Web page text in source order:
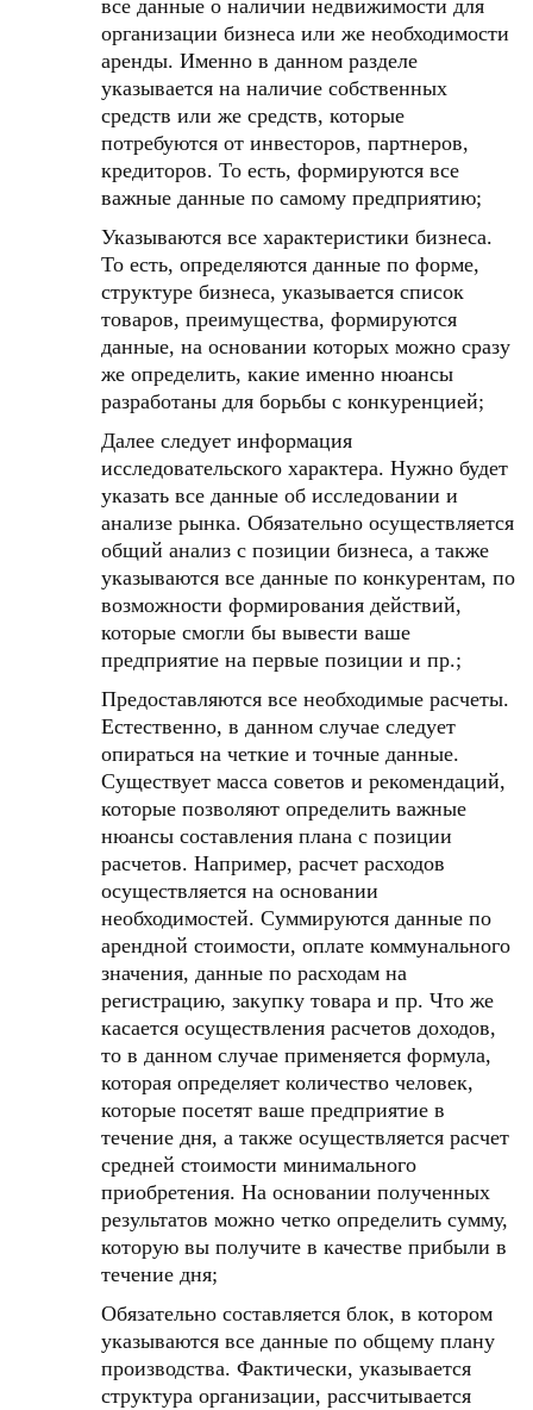
все данные о наличии недвижимости для
организации бизнеса или же необходимости
аренды. Именно в данном разделе
указывается на наличие собственных
средств или же средств, которые
потребуются от инвесторов, партнеров,
кредиторов. То есть, формируются все
важные данные по самому предприятию;
Указываются все характеристики бизнеса.
То есть, определяются данные по форме,
структуре бизнеса, указывается список
товаров, преимущества, формируются
данные, на основании которых можно сразу
же определить, какие именно нюансы
разработаны для борьбы с конкуренцией;
Далее следует информация
исследовательского характера. Нужно будет
указать все данные об исследовании и
анализе рынка. Обязательно осуществляется
общий анализ с позиции бизнеса, а также
указываются все данные по конкурентам, по
возможности формирования действий,
которые смогли бы вывести ваше
предприятие на первые позиции и пр.;
Предоставляются все необходимые расчеты.
Естественно, в данном случае следует
опираться на четкие и точные данные.
Существует масса советов и рекомендаций,
которые позволяют определить важные
нюансы составления плана с позиции
расчетов. Например, расчет расходов
осуществляется на основании
необходимостей. Суммируются данные по
арендной стоимости, оплате коммунального
значения, данные по расходам на
регистрацию, закупку товара и пр. Что же
касается осуществления расчетов доходов,
то в данном случае применяется формула,
которая определяет количество человек,
которые посетят ваше предприятие в
течение дня, а также осуществляется расчет
средней стоимости минимального
приобретения. На основании полученных
результатов можно четко определить сумму,
которую вы получите в качестве прибыли в
течение дня;
Обязательно составляется блок, в котором
указываются все данные по общему плану
производства. Фактически, указывается
структура организации, рассчитывается